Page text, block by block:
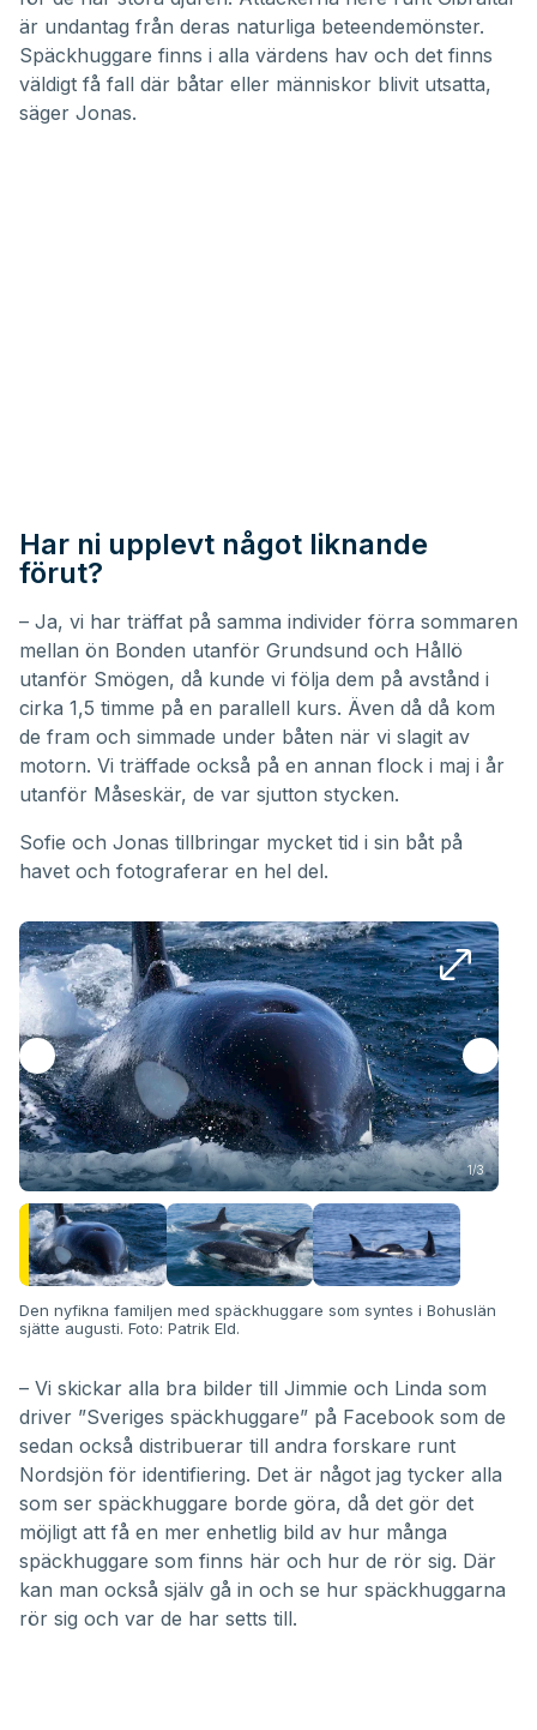
är undantag från deras naturliga beteendemönster.
Späckhuggare finns i alla värdens hav och det finns
väldigt få fall där båtar eller människor blivit utsatta,
säger Jonas.
Har ni upplevt något liknande
förut?
– Ja, vi har träffat på samma individer förra sommaren
mellan ön Bonden utanför Grundsund och Hållö
utanför Smögen, då kunde vi följa dem på avstånd i
cirka 1,5 timme på en parallell kurs. Även då då kom
de fram och simmade under båten när vi slagit av
motorn. Vi träffade också på en annan flock i maj i år
utanför Måseskär, de var sjutton stycken.
Sofie och Jonas tillbringar mycket tid i sin båt på
havet och fotograferar en hel del.
1/3
Den nyfikna familjen med späckhuggare som syntes i Bohuslän
sjätte augusti. Foto: Patrik Eld.
– Vi skickar alla bra bilder till Jimmie och Linda som
driver ”Sveriges späckhuggare” på Facebook som de
sedan också distribuerar till andra forskare runt
Nordsjön för identifiering. Det är något jag tycker alla
som ser späckhuggare borde göra, då det gör det
möjligt att få en mer enhetlig bild av hur många
späckhuggare som finns här och hur de rör sig. Där
kan man också själv gå in och se hur späckhuggarna
rör sig och var de har setts till.